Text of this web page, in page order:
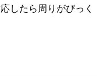
したら周りがびっく